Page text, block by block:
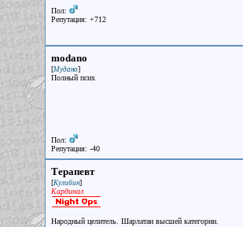
Пол:
Репутация: +712
modano
[Мудано]
Полный псих
Пол:
Репутация: -40
Терапевт
[Кулибин]
Кардинал
Народный целитель. Шарлатан высшей категории.